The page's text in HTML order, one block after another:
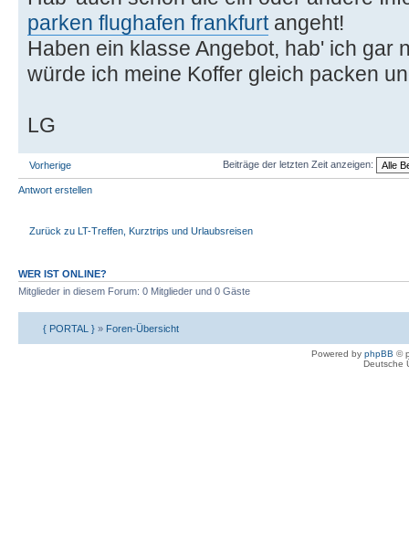
parken flughafen frankfurtangeht!
Haben ein klasse Angebot, hab' ich gar
würde ich meine Koffer gleich packen
LG
Vorherige Beiträge der letzten Zeit anzeigen:
Antwort erstellen
Zurück zu LT-Treffen, Kurztrips und Urlaubsreisen
WER IST ONLINE?
Mitglieder in diesem Forum: 0 Mitglieder und 0 Gäste
{ PORTAL } » Foren-Übersicht
Powered by phpBB ©
Deutsche